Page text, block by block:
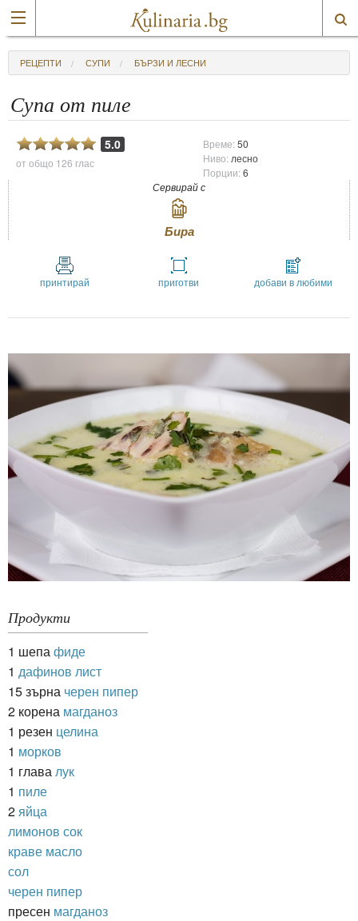
РЕЦЕПТИ СУПИ БЪРЗИ И ЛЕСНИ
Супа от пиле
5.0
от общо 126 глас
Време:50
Ниво: лесно
Порции:6
Сервирай с
Бира
принтирай приготви добави в любими
Продукти
1 шепа фиде
1 дафинов лист
15 зърна черен пипер
2 корена магданоз
1 резен целина
1 морков
1 глава лук
1 пиле
2 яйца
лимонов сок
краве масло
сол
черен пипер
пресен магданоз